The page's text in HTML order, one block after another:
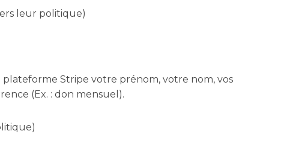
leur politique)
Stripe votre prénom, votre nom, vos
(Ex. : don mensuel).